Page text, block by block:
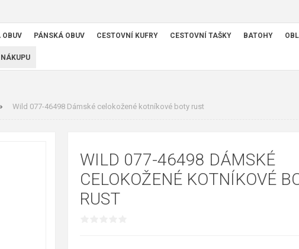
OBUV PÁNSKÁ OBUV CESTOVNÍ KUFRY CESTOVNÍ TAŠKY BATOHY
Wild 077-46498 Dámské celokožené kotníkové boty rust
WILD 077-46498 DÁMSKÉ
CELOKOŽENÉ KOTNÍKOVÉ
RUST